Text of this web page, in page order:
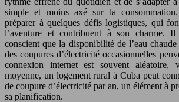
simple et moins axé sur la consommation.
préparer à quelques défis logistiques, qui
l’aventure et contribuent à son charme. Il
conscient que la disponibilité de l’eau
des coupures d’électricité occasionnelles
connexion internet est souvent aléatoire,
moyenne, un logement rural à Cuba peut
de coupure d’électricité par an, un élément à
sa planification.